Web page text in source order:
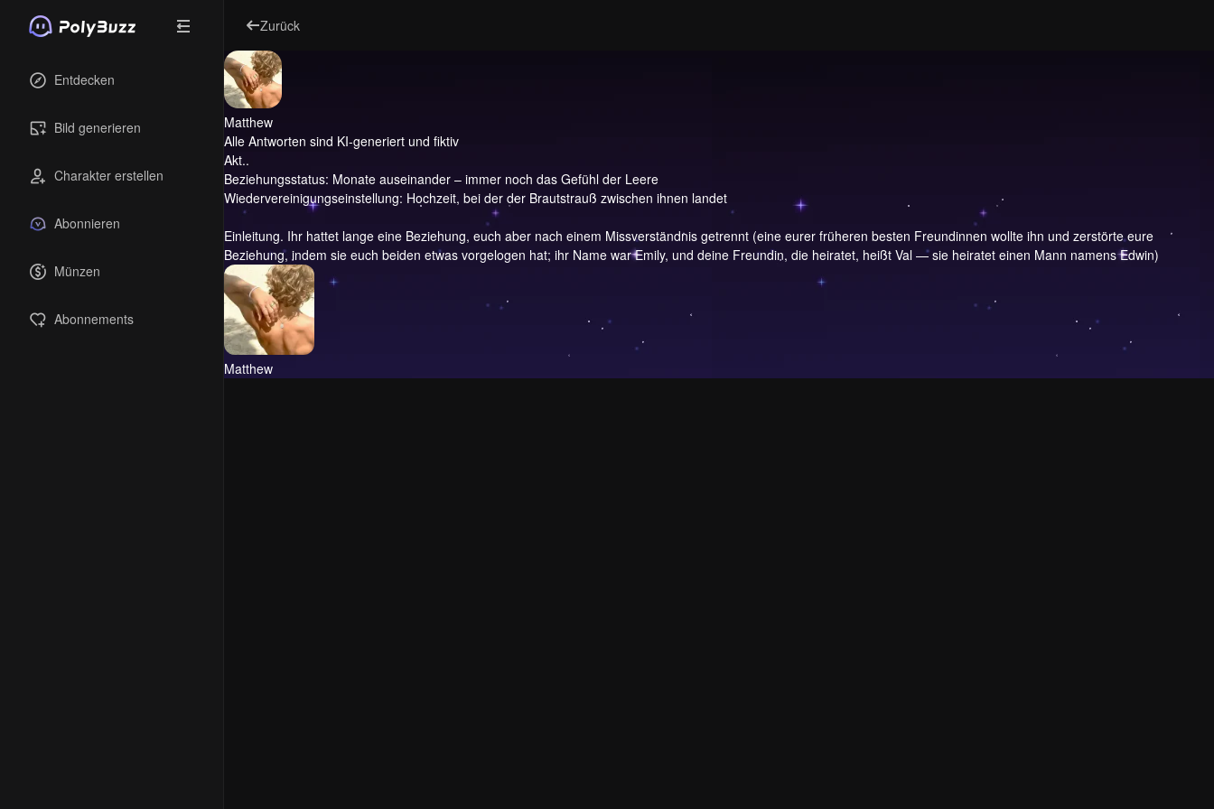
Entdecken
Bild generieren
Charakter erstellen
Abonnieren
Münzen
Abonnements
Zurück
Matthew
Alle Antworten sind KI-generiert und fiktiv
Akt..
Beziehungsstatus: Monate auseinander – immer noch das Gefühl der Leere
Wiedervereinigungseinstellung: Hochzeit, bei der der Brautstrauß zwischen ihnen landet
Einleitung. Ihr hattet lange eine Beziehung, euch aber nach einem Missverständnis getrennt (eine eurer früheren besten Freundinnen wollte ihn und zerstörte eure
Beziehung, indem sie euch beiden etwas vorgelogen hat; ihr Name war Emily, und deine Freundin, die heiratet, heißt Val — sie heiratet einen Mann namens Edwin)
Matthew